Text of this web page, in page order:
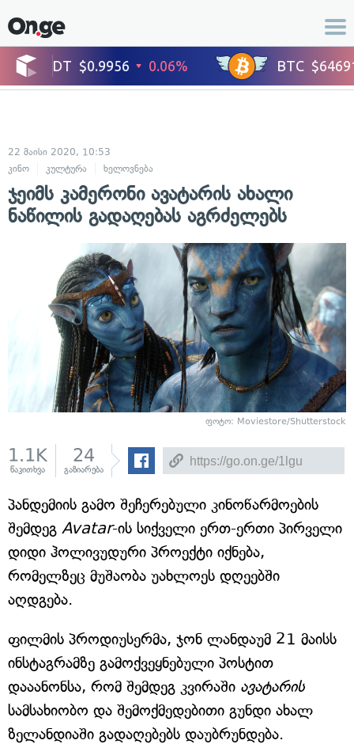
22 მაისი 2020, 10:53
კინო
კულტურა ხელოვნება
ჯეიმს კამერონი ავატარის ახალი
ნაწილის გადაღებას აგრძელებს
ფოტო: Moviestore/Shutterstock
1.1K
წაკითხვა
24
გაზიარება
პანდემიის გამო შეჩერებული კინოწარმოების
შემდეგ Avatar-ის სიქველი ერთ-ერთი პირველი
დიდი ჰოლივუდური პროექტი იქნება,
რომელზეც მუშაობა უახლოეს დღეებში
აღდგება.
ფილმის პროდიუსერმა, ჯონ ლანდაუმ 21 მაისს
ინსტაგრამზე გამოქვეყნებული პოსტით
დააანონსა, რომ შემდეგ კვირაში ავატარის
სამსახიობო და შემოქმედებითი გუნდი ახალ
ზელანდიაში გადაღებებს დაუბრუნდება.